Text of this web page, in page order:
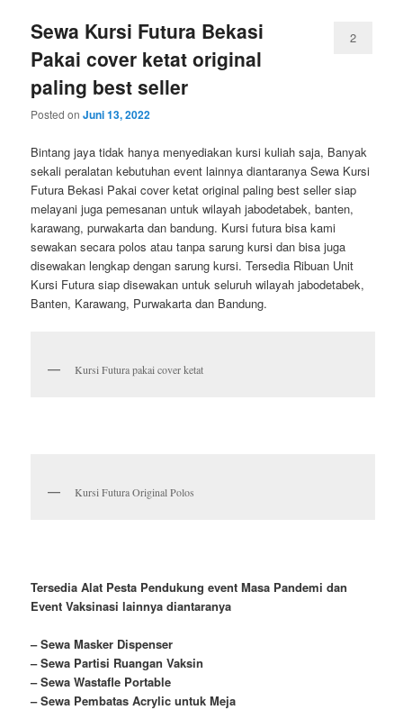
Sewa Kursi Futura Bekasi
Pakai cover ketat original
paling best seller
Posted onJuni 13, 2022
2
Bintang jaya tidak hanya menyediakan kursi kuliah saja, Banyak
sekali peralatan kebutuhan event lainnya diantaranya Sewa Kursi
Futura Bekasi Pakai cover ketat original paling best seller siap
melayani juga pemesanan untuk wilayah jabodetabek, banten,
karawang, purwakarta dan bandung. Kursi futura bisa kami
sewakan secara polos atau tanpa sarung kursi dan bisa juga
disewakan lengkap dengan sarung kursi. Tersedia Ribuan Unit
Kursi Futura siap disewakan untuk seluruh wilayah jabodetabek,
Banten, Karawang, Purwakarta dan Bandung.
Kursi Futura pakai cover ketat
Kursi Futura Original Polos
Tersedia Alat Pesta Pendukungevent Masa Pandemi dan
Event Vaksinasi lainnya diantaranya
– Sewa Masker Dispenser
– Sewa Partisi Ruangan Vaksin
– Sewa Wastafle Portable
– Sewa Pembatas Acrylic untuk Meja